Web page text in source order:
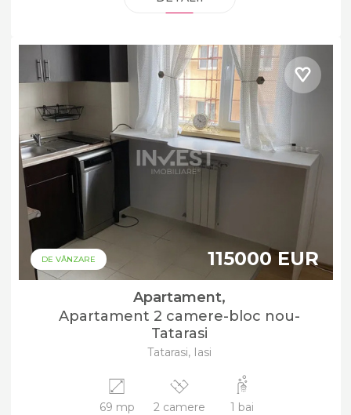
DE VÂNZARE 115000 EUR
Apartament,
Apartament 2 camere-bloc nou-
Tatarasi
Tatarasi, Iasi
69 mp 2 camere 1 bai